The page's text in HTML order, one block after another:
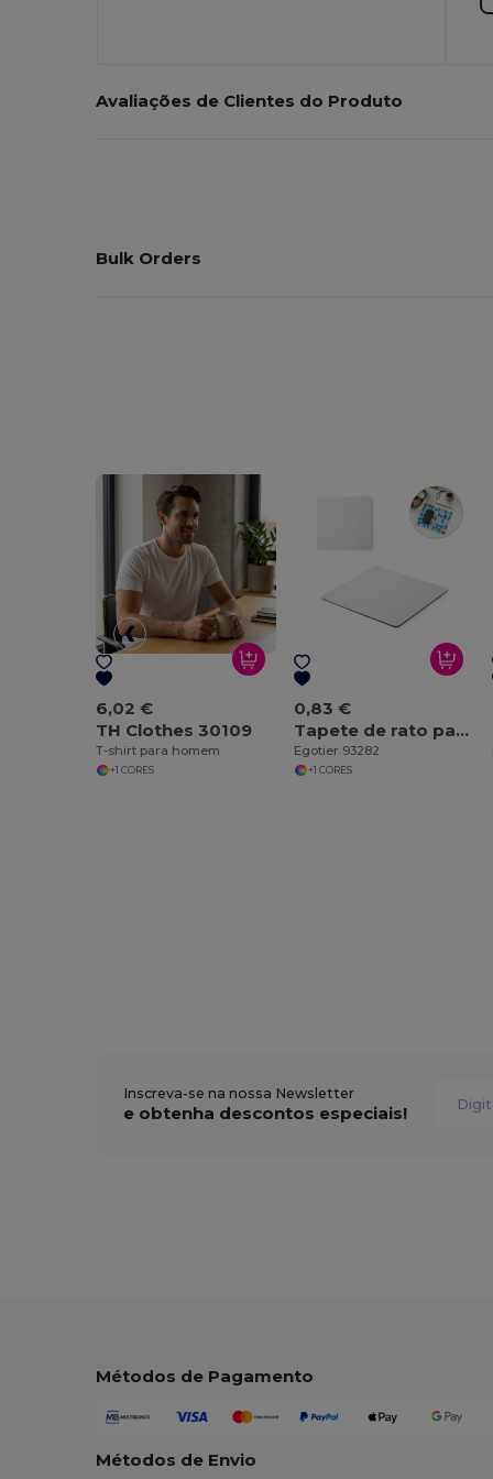
Avaliações de Clientes do Produto
Bulk Orders
6,02 €
TH Clothes 30109
T-shirt para homem
+1 CORES
0,83 €
Tapete de rato para sublimação
Egotier 93282
+1 CORES
Inscreva-se na nossa Newsletter
e obtenha descontos especiais!
Métodos de Pagamento
Métodos de Envio